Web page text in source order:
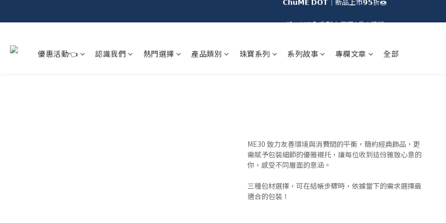
𝗖𝗵𝘂𝗠𝗘 𝗗𝗢𝗧｜新品上市𝟵𝟱折🍩
優惠活動👈 認識我們 熱門選擇 產品類別 珠寶系列 系列故事 專欄文章 全部
ME30 致力友善環境與消費間的平衡，簡約經典飾品，更
需賦予包裝細節的優雅襯托，讓每位收到這份雅致心意的
你，感受不同層面的意涵。
三種包材選擇，可在結帳步驟時，依據當下的需求選擇最
適合的包裝！